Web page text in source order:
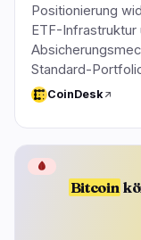
Positionierung
ETF-Infrastruktur
Standard-
CoinDesk
Bitcoin
🩸